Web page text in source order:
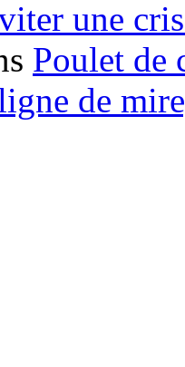
une
Poulet de
de